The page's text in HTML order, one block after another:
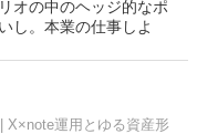
オの中のヘッジ的なポ
し。本業の仕事しよ
X×note運用とゆる資産形